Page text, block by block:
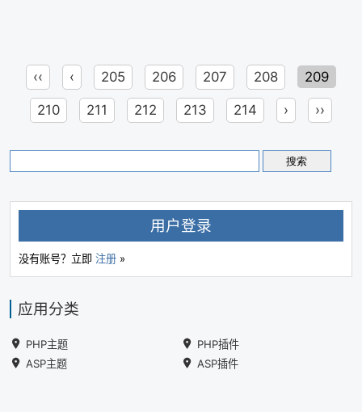
‹‹ ‹ 205 206 207 208 209
210 211 212 213 214 › ››
用户登录
没有账号？立即 注册 »
应用分类
PHP主题
PHP插件
ASP主题
ASP插件